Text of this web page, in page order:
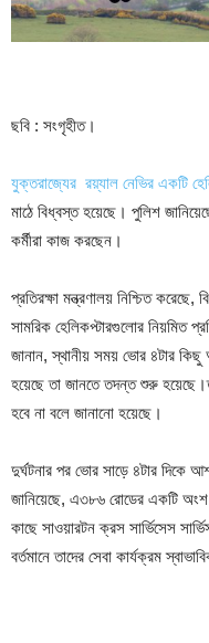
ছবি : সংগৃহীত।
যুক্তরাজ্যের রয়্যাল নেভির একটি
মাঠে বিধ্বস্ত হয়েছে। পুলিশ
কর্মীরা কাজ করছেন।
প্রতিরক্ষা মন্ত্রণালয় নিশ্চিত
সামরিক হেলিকপ্টারগুলোর নিয়মিত
জানান, স্থানীয় সময় ভোর ৪টার কিছু
হয়েছে তা জানতে তদন্ত শুরু
হবে না বলে জানানো হয়েছে।
দুর্ঘটনার পর ভোর সাড়ে ৪টার দিকে
জানিয়েছে, এ৩৮৬ রোডের একটি
কাছে সাওয়ারটন ক্রস সার্ভিসেস
বর্তমানে তাদের সেবা কার্যক্রম